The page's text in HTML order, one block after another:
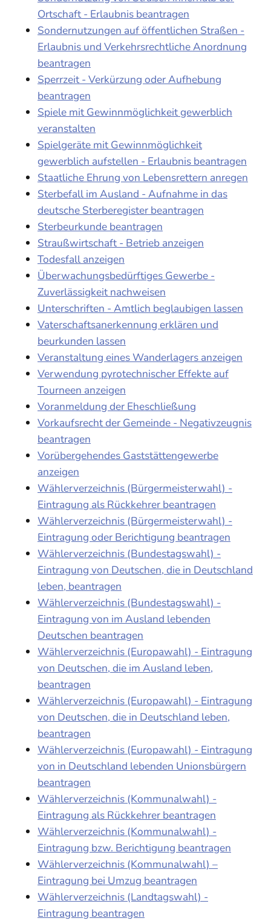
Ortschaft - Erlaubnis beantragen
Sondernutzungen auf öffentlichen Straßen -
Erlaubnis und Verkehrsrechtliche Anordnung
beantragen
Sperrzeit - Verkürzung oder Aufhebung
beantragen
Spiele mit Gewinnmöglichkeit gewerblich
veranstalten
Spielgeräte mit Gewinnmöglichkeit
gewerblich aufstellen - Erlaubnis beantragen
Staatliche Ehrung von Lebensrettern anregen
Sterbefall im Ausland - Aufnahme in das
deutsche Sterberegister beantragen
Sterbeurkunde beantragen
Straußwirtschaft - Betrieb anzeigen
Todesfall anzeigen
Überwachungsbedürftiges Gewerbe -
Zuverlässigkeit nachweisen
Unterschriften - Amtlich beglaubigen lassen
Vaterschaftsanerkennung erklären und
beurkunden lassen
Veranstaltung eines Wanderlagers anzeigen
Verwendung pyrotechnischer Effekte auf
Tourneen anzeigen
Voranmeldung der Eheschließung
Vorkaufsrecht der Gemeinde - Negativzeugnis
beantragen
Vorübergehendes Gaststättengewerbe
anzeigen
Wählerverzeichnis (Bürgermeisterwahl) -
Eintragung als Rückkehrer beantragen
Wählerverzeichnis (Bürgermeisterwahl) -
Eintragung oder Berichtigung beantragen
Wählerverzeichnis (Bundestagswahl) -
Eintragung von Deutschen, die in Deutschland
leben, beantragen
Wählerverzeichnis (Bundestagswahl) -
Eintragung von im Ausland lebenden
Deutschen beantragen
Wählerverzeichnis (Europawahl) - Eintragung
von Deutschen, die im Ausland leben,
beantragen
Wählerverzeichnis (Europawahl) - Eintragung
von Deutschen, die in Deutschland leben,
beantragen
Wählerverzeichnis (Europawahl) - Eintragung
von in Deutschland lebenden Unionsbürgern
beantragen
Wählerverzeichnis (Kommunalwahl) -
Eintragung als Rückkehrer beantragen
Wählerverzeichnis (Kommunalwahl) -
Eintragung bzw. Berichtigung beantragen
Wählerverzeichnis (Kommunalwahl) –
Eintragung bei Umzug beantragen
Wählerverzeichnis (Landtagswahl) -
Eintragung beantragen